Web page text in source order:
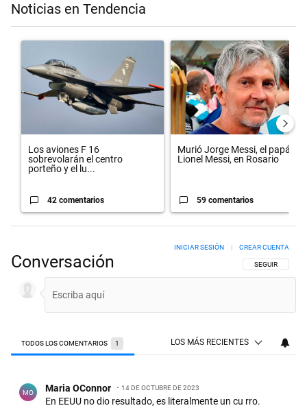
Noticias en Tendencia
Un artículo de tendencia con el título "Los aviones F 16
Los aviones F 16
sobrevolarán el centro
porteño y el lu...
42 comentarios
Un artículo de tendencia con el
Murió Jorge Messi, el papá de
Lionel Messi, en Rosario
59 comentarios
Conversación SIGA ESTA
SEGUIR
INICIAR SESIÓN CREAR CUENTA
TODOS LOS COMENTARIOS 1 LOS MÁS RECIENTES
MO Maria OConnor 14 DE OCTUBRE DE 2023
En EEUU no dio resultado, es literalmente un cu rro.